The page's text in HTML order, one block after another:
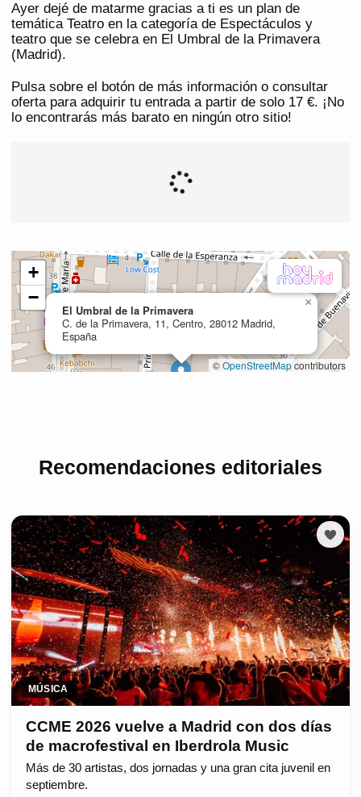
Ayer dejé de matarme gracias a ti es un plan de
temática Teatro en la categoría de Espectáculos y
teatro que se celebra en El Umbral de la Primavera
(Madrid).
Pulsa sobre el botón de más información o consultar
oferta para adquirir tu entrada a partir de solo 17 €. ¡No
lo encontrarás más barato en ningún otro sitio!
Recomendaciones editoriales
MÚSICA
CCME 2026 vuelve a Madrid con dos días
de macrofestival en Iberdrola Music
Más de 30 artistas, dos jornadas y una gran cita juvenil en
septiembre.